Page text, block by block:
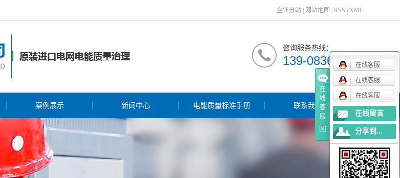
企业分站 网站地图 RSS XML
咨询服务热线：
139-0836-5511
案例展示 新闻中心 电能质量标准手册 联系我们
在
线
客
服
在线客服
在线客服
在线客服
在线留言
分享到...